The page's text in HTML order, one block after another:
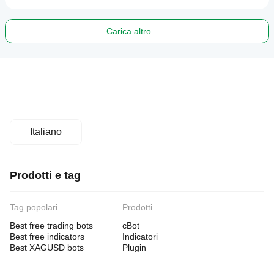
Carica altro
Italiano
Prodotti e tag
Tag popolari
Best free trading bots
Best free indicators
Best XAGUSD bots
Prodotti
cBot
Indicatori
Plugin